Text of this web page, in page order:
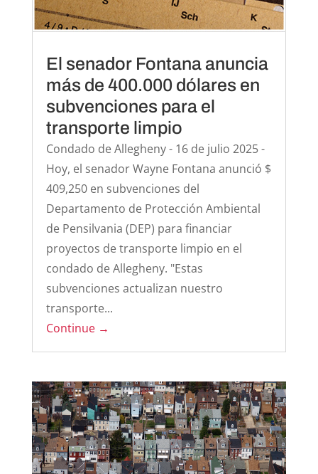
El senador Fontana anuncia
más de 400.000 dólares en
subvenciones para el
transporte limpio
Condado de Allegheny - 16 de julio 2025 -
Hoy, el senador Wayne Fontana anunció $
409,250 en subvenciones del
Departamento de Protección Ambiental
de Pensilvania (DEP) para financiar
proyectos de transporte limpio en el
condado de Allegheny. "Estas
subvenciones actualizan nuestro
transporte...
Continue →